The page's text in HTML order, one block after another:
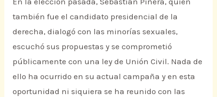
también fue el candidato presidencial de la
derecha, dialogó con las minorías sexuales,
escuchó sus propuestas y se comprometió
públicamente con una ley de Unión Civil. Nada de
ello ha ocurrido en su actual campaña y en esta
oportunidad ni siquiera se ha reunido con las